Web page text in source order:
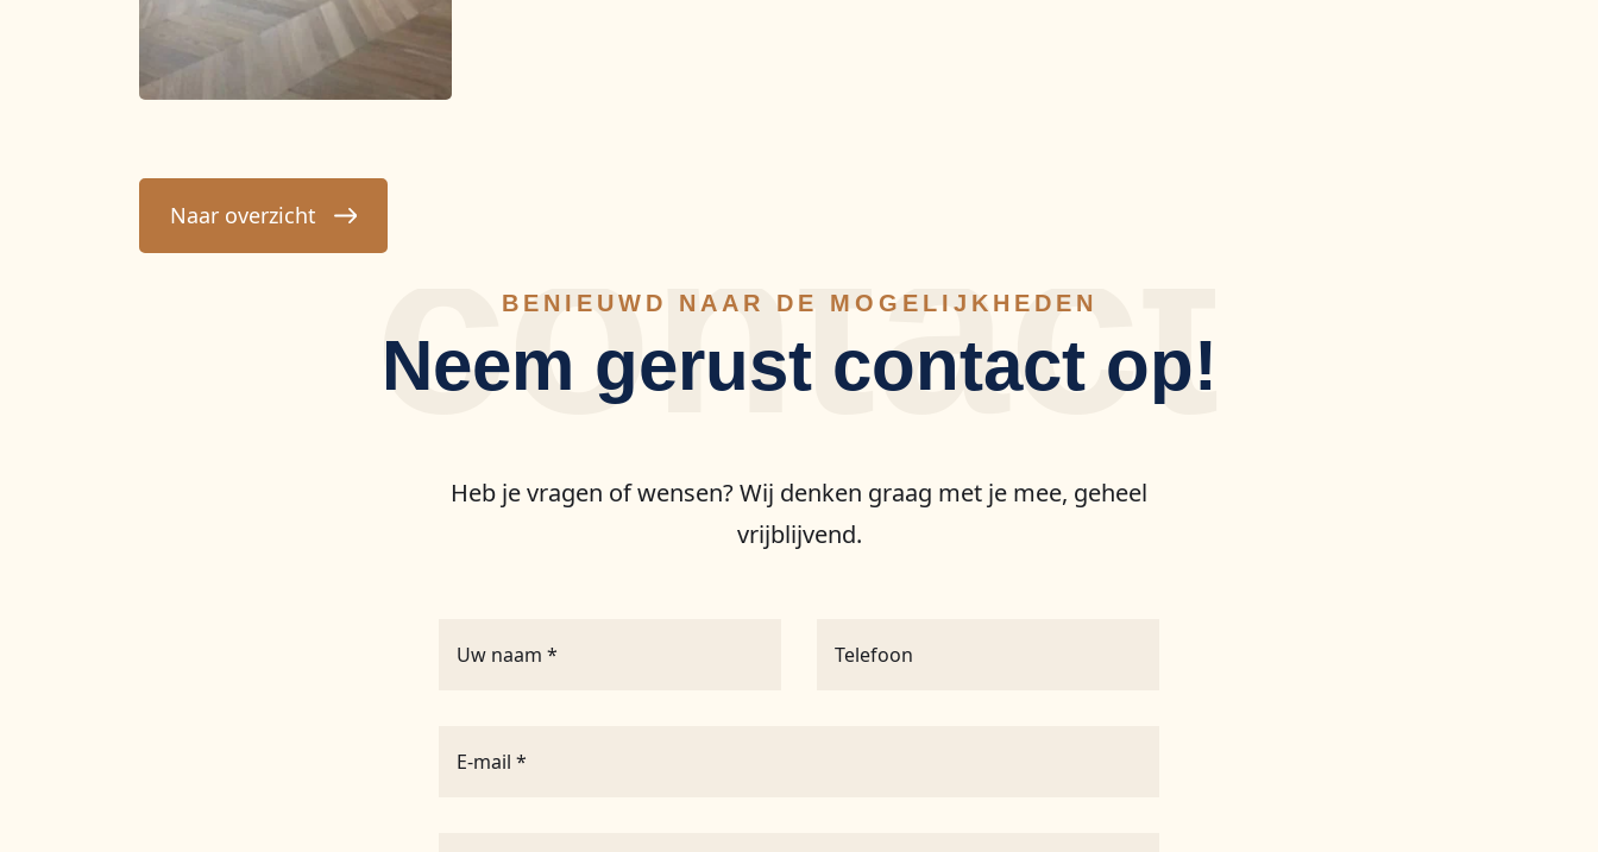
Naar overzicht contact
BENIEUWD NAAR DE MOGELIJKHEDEN
Neem gerust contact op!
Heb je vragen of wensen? Wij denken graag met je mee, geheel
vrijblijvend.